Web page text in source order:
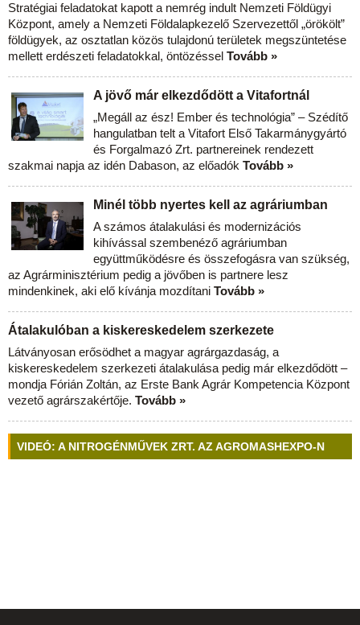
Stratégiai feladatokat kapott a nemrég indult Nemzeti Földügyi
Központ, amely a Nemzeti Földalapkezelő Szervezettől „örökölt”
földügyek, az osztatlan közös tulajdonú területek megszüntetése
mellett erdészeti feladatokkal, öntözéssel Tovább »
A jövő már elkezdődött a Vitafortnál
„Megáll az ész! Ember és technológia” – Szédítő
hangulatban telt a Vitafort Első Takarmánygyártó
és Forgalmazó Zrt. partnereinek rendezett
szakmai napja az idén Dabason, az előadók Tovább »
Minél több nyertes kell az agráriumban
A számos átalakulási és modernizációs
kihívással szembenéző agráriumban
együttműködésre és összefogásra van szükség,
az Agrárminisztérium pedig a jövőben is partnere lesz
mindenkinek, aki elő kívánja mozdítani Tovább »
Átalakulóban a kiskereskedelem szerkezete
Látványosan erősödhet a magyar agrárgazdaság, a
kiskereskedelem szerkezeti átalakulása pedig már elkezdődött –
mondja Fórián Zoltán, az Erste Bank Agrár Kompetencia Központ
vezető agrárszakértője. Tovább »
VIDEÓ: A NITROGÉNMŰVEK ZRT. AZ AGROMASHEXPO-N